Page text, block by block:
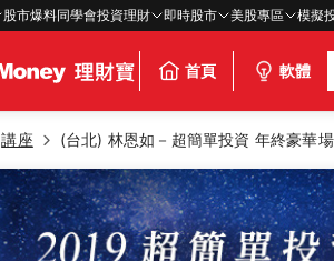
股市爆料同學會投資理財 即時股市 美股專區 模擬
首頁 軟體
講座 (台北) 林恩如－超簡單投資 年終豪華